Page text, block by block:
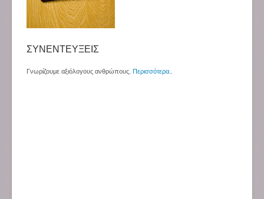
ΣΥΝΕΝΤΕΥΞΕΙΣ
Γνωρίζουμε αξιόλογους ανθρώπους. Περισσότερα